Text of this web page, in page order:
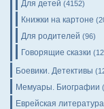
Для детей (4152)
Книжки на картоне
Для родителей (96)
Говорящие сказки
Боевики. Детективы
Мемуары. Биографии
Еврейская литература